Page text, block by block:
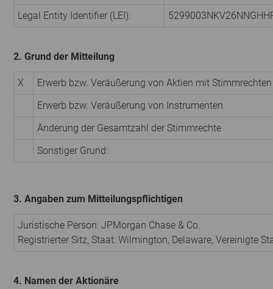
Legal Entity Identifier (LEI):
2. Grund der Mitteilung
X
Erwerb bzw. Veräußerung von Aktien mit Stimmrechten
Erwerb bzw. Veräußerung von Instrumenten
Änderung der Gesamtzahl der Stimmrechte
Sonstiger Grund:
3. Angaben zum Mitteilungspflichtigen
Juristische Person: JPMorgan Chase & Co.
Registrierter Sitz, Staat: Wilmington, Delaware, Vereinigte
4. Namen der Aktionäre